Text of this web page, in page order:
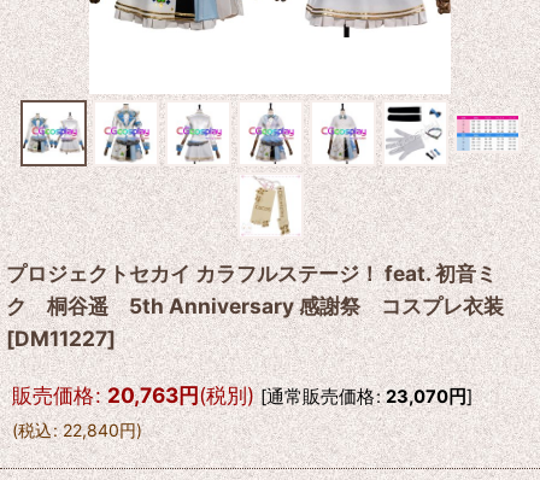
プロジェクトセカイ カラフルステージ！ feat. 初音ミ
ク 桐谷遥 5th Anniversary 感謝祭 コスプレ衣装
[DM11227]
販売価格: 20,763円(税別) [通常販売価格: 23,070円]
(税込: 22,840円)